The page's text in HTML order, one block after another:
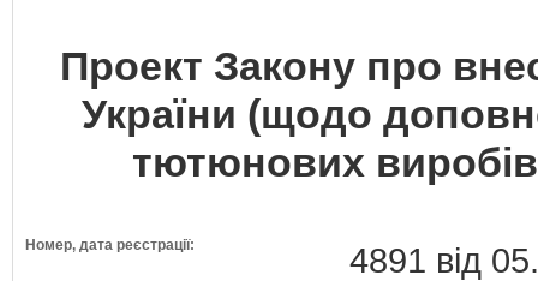
Проект Закону про
України (щодо
тютюнових виробів
Номер, дата реєстрації: 4891 від